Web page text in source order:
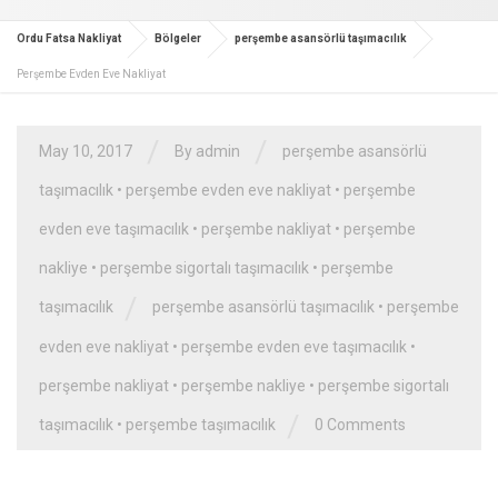
Ordu Fatsa Nakliyat Bölgeler perşembe asansörlü taşımacılık
Perşembe Evden Eve Nakliyat
May 10, 2017 By admin perşembe asansörlü
taşımacılık • perşembe evden eve nakliyat • perşembe
evden eve taşımacılık • perşembe nakliyat • perşembe
nakliye • perşembe sigortalı taşımacılık • perşembe
taşımacılık perşembe asansörlü taşımacılık • perşembe
evden eve nakliyat • perşembe evden eve taşımacılık •
perşembe nakliyat • perşembe nakliye • perşembe sigortalı
taşımacılık • perşembe taşımacılık 0 Comments